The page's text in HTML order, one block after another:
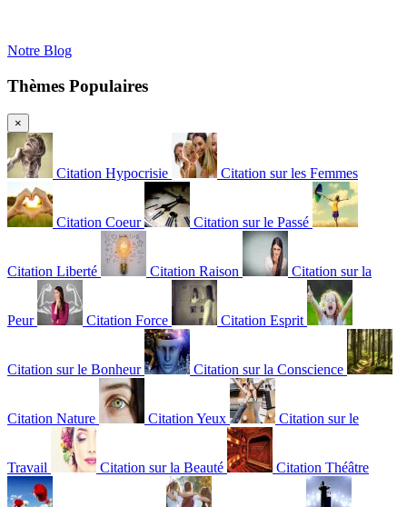
Notre Blog
Thèmes Populaires
×
Citation Hypocrisie Citation sur les Femmes
Citation Coeur Citation sur le Passé
Citation Liberté Citation Raison Citation sur la
Peur Citation Force Citation Esprit
Citation sur le Bonheur Citation sur la Conscience
Citation Nature Citation Yeux Citation sur le
Travail Citation sur la Beauté Citation Théâtre